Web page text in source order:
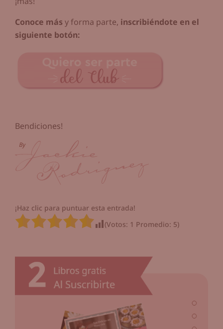
Conoce más y forma parte, inscribiéndote en el
siguiente botón:
Bendiciones!
¡Haz clic para puntuar esta entrada!
(Votos: 1 Promedio: 5)